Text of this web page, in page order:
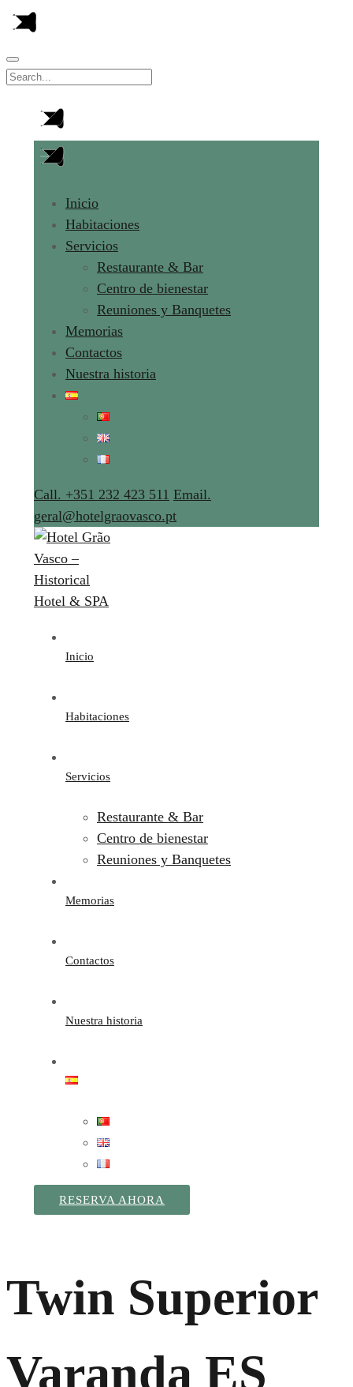
Inicio
Habitaciones
Servicios
Restaurante & Bar
Centro de bienestar
Reuniones y Banquetes
Memorias
Contactos
Nuestra historia
Call. +351 232 423 511 Email.
geral@hotelgraovasco.pt
Inicio
Habitaciones
Servicios
Restaurante & Bar
Centro de bienestar
Reuniones y Banquetes
Memorias
Contactos
Nuestra historia
RESERVA AHORA
Twin Superior
Varanda ES